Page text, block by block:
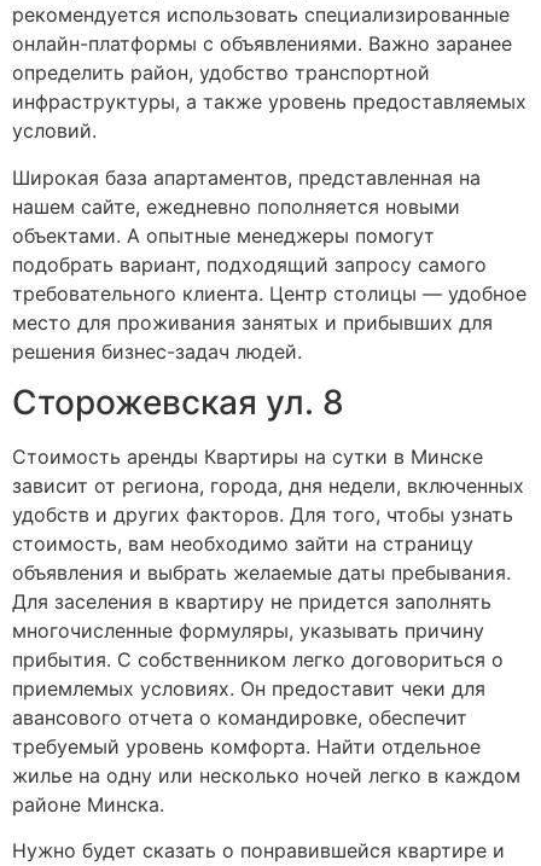
рекомендуется использовать специализированные
онлайн-платформы с объявлениями. Важно заранее
определить район, удобство транспортной
инфраструктуры, а также уровень предоставляемых
условий.
Широкая база апартаментов, представленная на
нашем сайте, ежедневно пополняется новыми
объектами. А опытные менеджеры помогут
подобрать вариант, подходящий запросу самого
требовательного клиента. Центр столицы — удобное
место для проживания занятых и прибывших для
решения бизнес-задач людей.
Сторожевская ул. 8
Стоимость аренды Квартиры на сутки в Минске
зависит от региона, города, дня недели, включенных
удобств и других факторов. Для того, чтобы узнать
стоимость, вам необходимо зайти на страницу
объявления и выбрать желаемые даты пребывания.
Для заселения в квартиру не придется заполнять
многочисленные формуляры, указывать причину
прибытия. С собственником легко договориться о
приемлемых условиях. Он предоставит чеки для
авансового отчета о командировке, обеспечит
требуемый уровень комфорта. Найти отдельное
жилье на одну или несколько ночей легко в каждом
районе Минска.
Нужно будет сказать о понравившейся квартире и